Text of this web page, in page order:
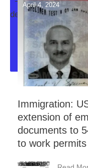
decoration-svg">
April 4, 2024
Immigration:
extension of
documents to
to work permits
<_wafsvg_ class="tcb-icon" viewBox="0 0 384 512" data-id="icon-minus-light" data-name="">